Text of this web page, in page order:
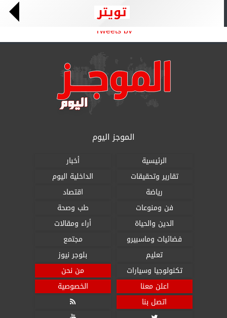
تويتر
Tweets by
الموجز اليوم
الرئيسية
أخبار
تقارير وتحقيقات
الداخلية اليوم
رياضة
اقتصاد
فن ومنوعات
طب وصحة
الدين والحياة
أراء ومقالات
فضائيات وماسبيرو
مجتمع
تعليم
بلوجر نيوز
تكنولوجيا وسيارات
من نحن
اعلن معنا
الخصوصية
اتصل بنا
